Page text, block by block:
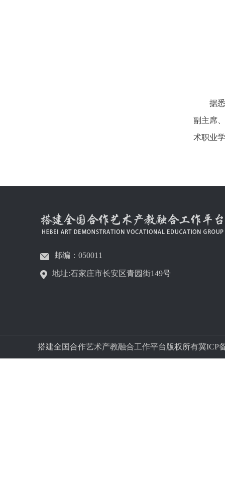
据
副主席
术职业
邮编：050011
地址:石家庄市长安区青园街149号
搭建全国合作艺术产教融合工作平台版权所有冀ICP